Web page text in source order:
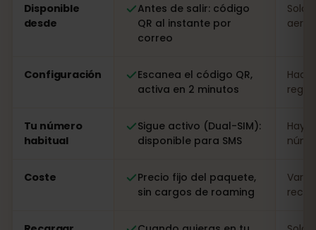
Disponible
desde
Antes de salir: código
QR al instante por
correo
Solo
Configuración
Escanea el código QR,
activa en 2 minutos
Tu número
habitual
Sigue activo (Dual-SIM):
disponible para SMS
Hay
Coste
Precio fijo del paquete,
sin cargos de roaming